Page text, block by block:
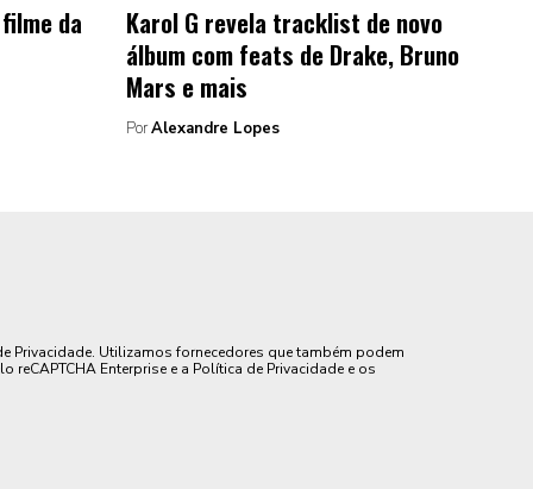
da
Karol G revela tracklist de novo
álbum com feats de Drake, Bruno
Mars e mais
PorAlexandre Lopes
Privacidade. Utilizamos fornecedores que também podem
Enterprise e a Política de Privacidade e os